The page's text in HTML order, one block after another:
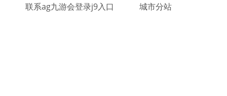
联系ag九游会登录j9入口 城市分站